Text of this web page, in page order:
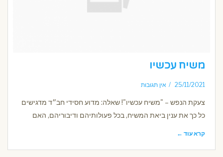
משיח עכשיו
25/11/2021 אין תגובות
צעקת הנפש – "משיח עכשיו"! שאלה: מדוע חסידי חב״ד מדגישים
כל כך את ענין ביאת המשיח, בכל פעולותיהם ודיבוריהם, האם
קרא עוד ←